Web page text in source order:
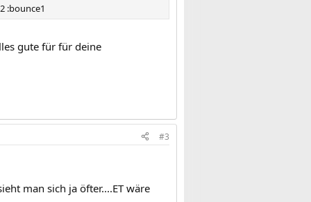
:bounce1
gute für für deine
#3
man sich ja öfter....ET wäre